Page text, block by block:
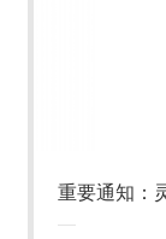
重要通知：